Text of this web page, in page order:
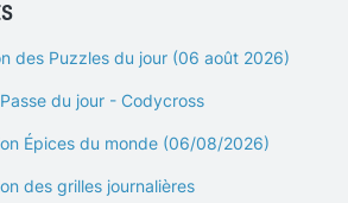
des Puzzles du jour (06 août 2026)
du jour - Codycross
Épices du monde (06/08/2026)
des grilles journalières